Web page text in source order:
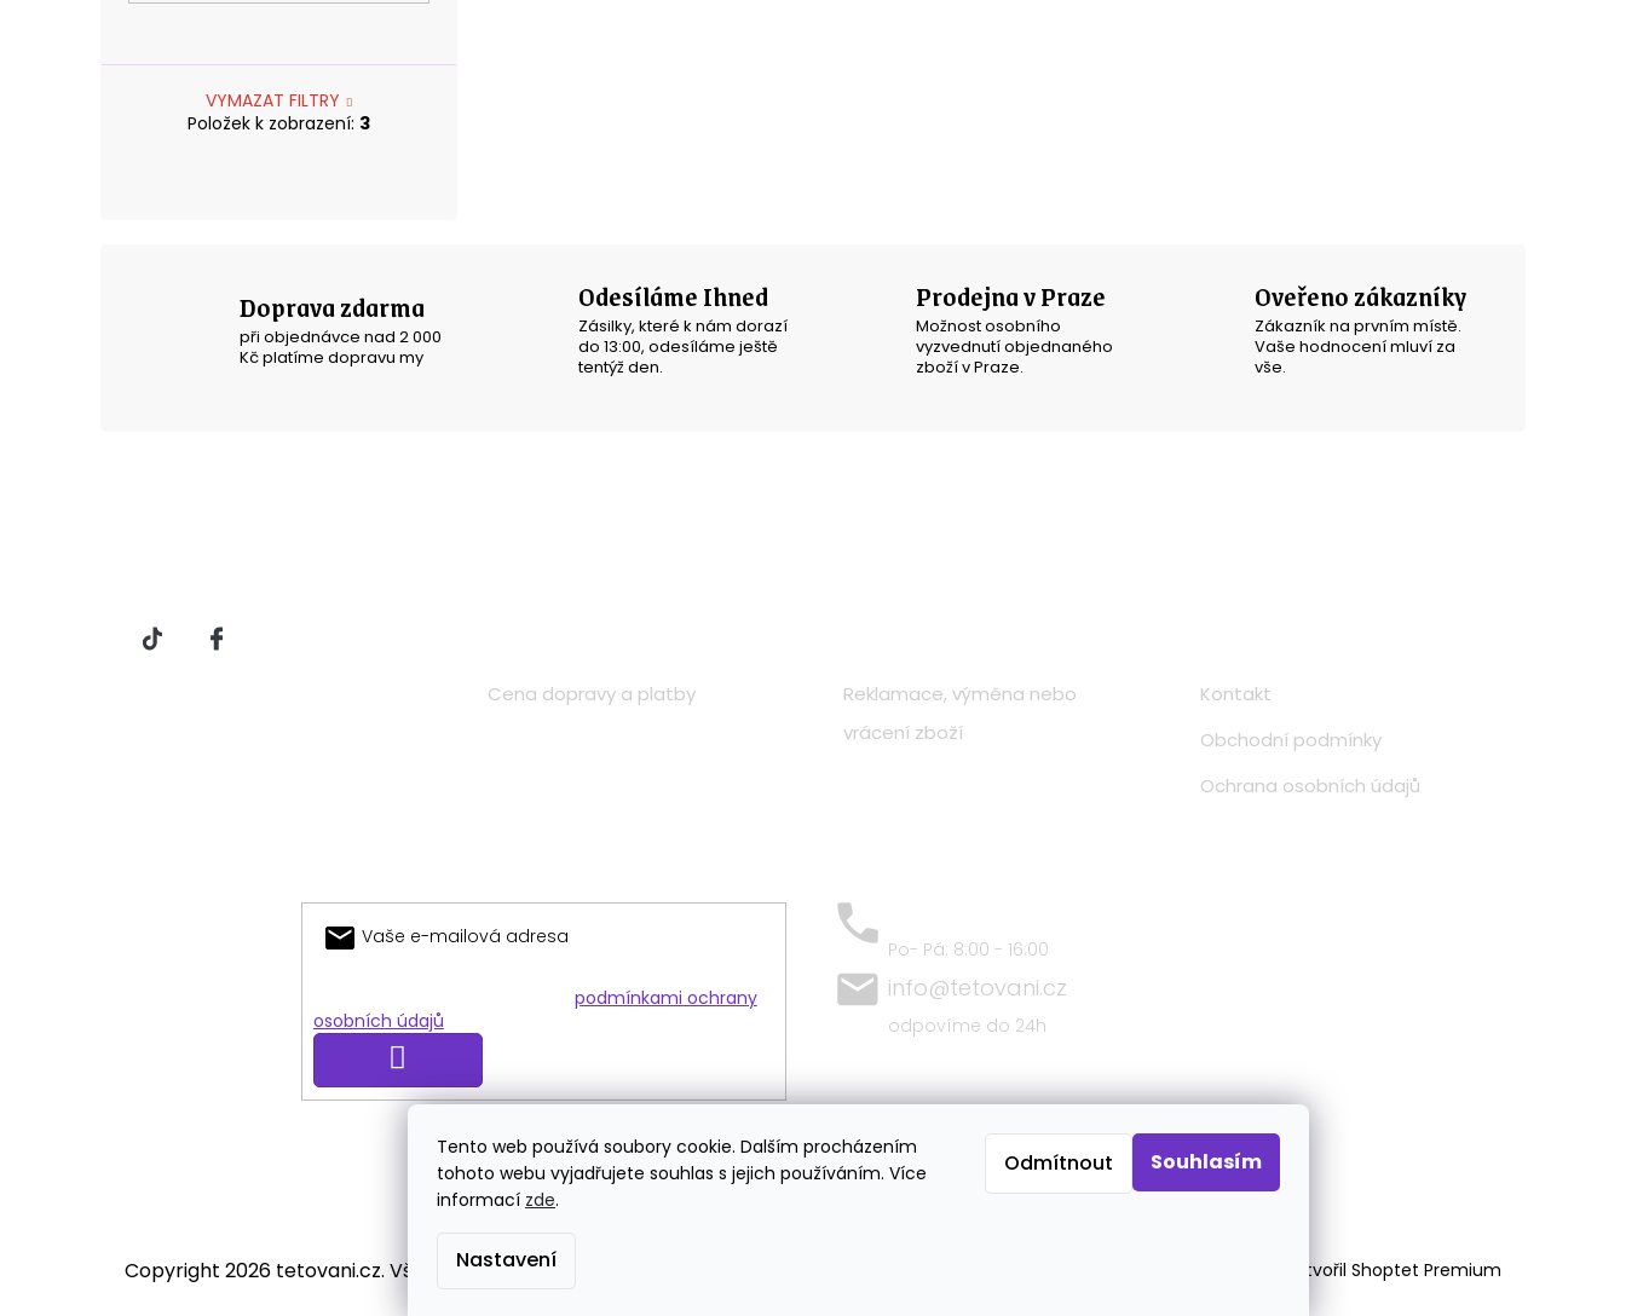
Tento web používá soubory cookie. Dalším procházením
tohoto webu vyjadřujete souhlas s jejich používáním. Více
informací zde.
Nastavení
Odmítnout Souhlasím
VYMAZAT FILTRY
Položek k zobrazení: 3
Doprava zdarma
při objednávce nad 2 000
Kč platíme dopravu my
Odesíláme Ihned
Zásilky, které k nám dorazí
do 13:00, odesíláme ještě
tentýž den.
Prodejna v Praze
Možnost osobního
vyzvednutí objednaného
zboží v Praze.
Oveřeno zákazníky
Zákazník na prvním místě.
Vaše hodnocení mluví za
vše.
Cena dopravy a platby
Reklamace, výměna nebo
vrácení zboží
Kontakt
Obchodní podmínky
Ochrana osobních údajů
podmínkami ochrany
osobních údajů
se
Po- Pá: 8:00 - 16:00
info@tetovani.cz
odpovíme do 24h
Platba Doprava
Vytvořil Shoptet Premium
Copyright 2026 tetovani.cz. Všechna práva vyhrazena.